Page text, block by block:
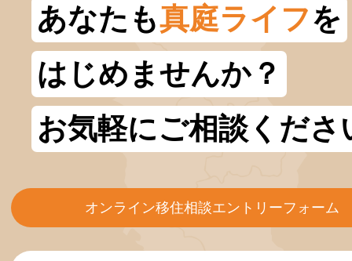
あなたも真庭ライフを
はじめませんか？
お気軽にご相談くださ
オンライン移住相談エントリーフォーム